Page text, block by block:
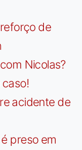
de
Nicolas?
acidente de
preso em